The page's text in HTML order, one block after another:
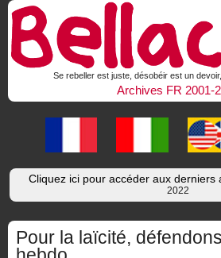
Se rebeller est juste, désobéir est un
Archives FR 2001-
Cliquez ici pour accéder aux derniers
2022
Pour la laïcité,